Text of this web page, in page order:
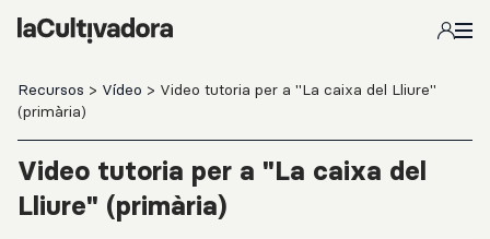
Salta al contingut principal
Recursos > Vídeo > Video tutoria per a "La caixa del Lliure"
(primària)
Video tutoria per a "La caixa del
Lliure" (primària)